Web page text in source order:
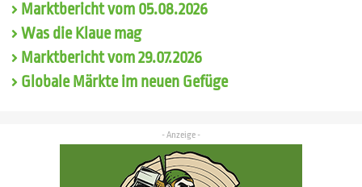
Marktbericht vom 05.08.2026
Was die Klaue mag
Marktbericht vom 29.07.2026
Globale Märkte im neuen Gefüge